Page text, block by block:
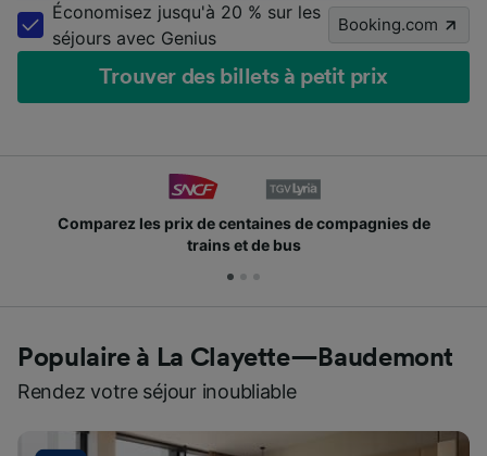
Économisez jusqu'à 20 % sur les
séjours avec Genius
Booking.com
Trouver des billets à petit prix
Des millions de voyageurs nous utilisent chaque
Populaire à La Clayette—Baudemont
Rendez votre séjour inoubliable